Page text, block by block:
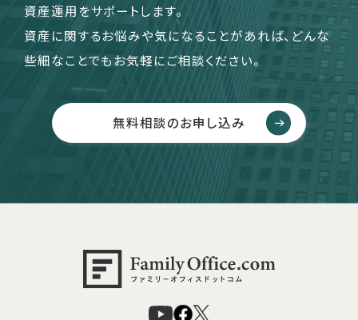
資産運用をサポートします。
資産に関するお悩みや気になることがあれば、どんな
些細なことでもお気軽にご相談ください。
無料相談のお申し込み